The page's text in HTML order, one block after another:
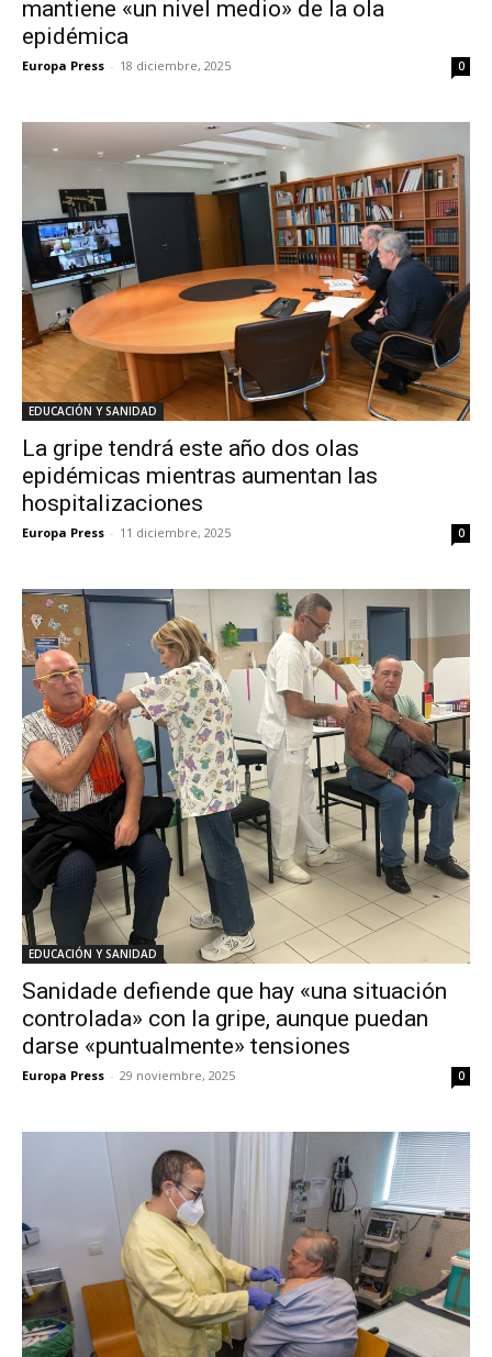
mantiene «un nivel medio» de la ola
epidémica
Europa Press - 18 diciembre, 2025 0
EDUCACIÓN Y SANIDAD
La gripe tendrá este año dos olas
epidémicas mientras aumentan las
hospitalizaciones
Europa Press - 11 diciembre, 2025 0
EDUCACIÓN Y SANIDAD
Sanidade defiende que hay «una situación
controlada» con la gripe, aunque puedan
darse «puntualmente» tensiones
Europa Press - 29 noviembre, 2025 0